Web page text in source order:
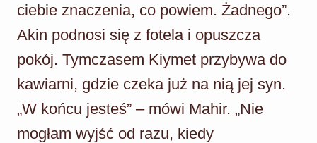
ciebie znaczenia, co powiem. Żadnego”.
Akin podnosi się z fotela i opuszcza
pokój. Tymczasem Kiymet przybywa do
kawiarni, gdzie czeka już na nią jej syn.
„W końcu jesteś” – mówi Mahir. „Nie
mogłam wyjść od razu, kiedy